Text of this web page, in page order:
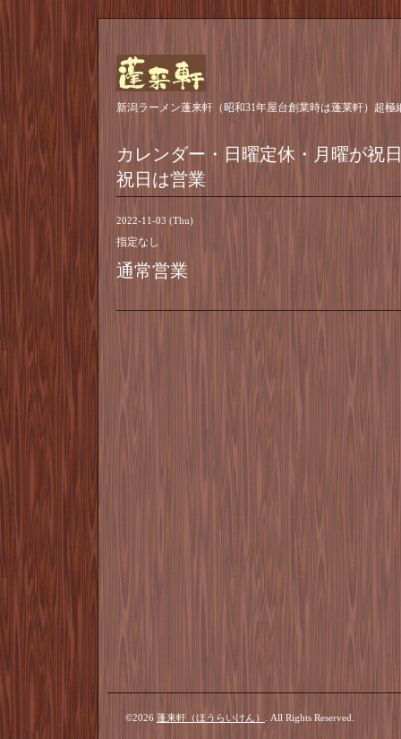
新潟ラーメン蓬来軒（昭和31年屋台創業時は蓬莱軒）超
カレンダー・日曜定休・月曜が祝
祝日は営業
2022-11-03 (Thu)
指定なし
通常営業
©2026 蓬来軒（ほうらいけん） . All Rights Reserved.